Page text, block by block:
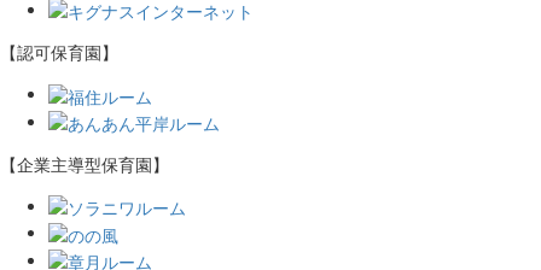
【認可保育園】
【企業主導型保育園】